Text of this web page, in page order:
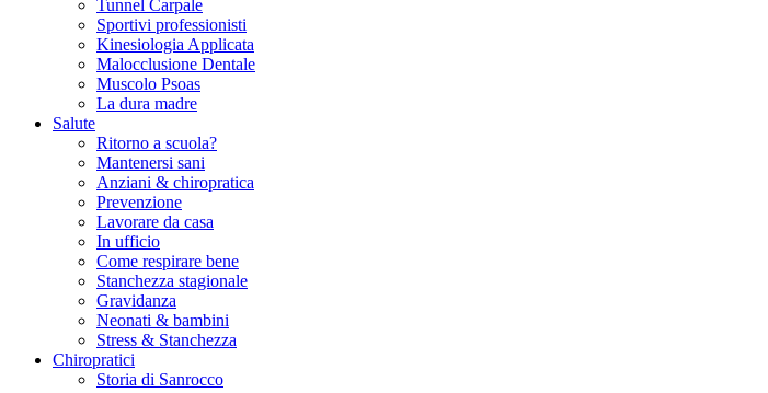
Tunnel Carpale
Sportivi professionisti
Kinesiologia Applicata
Malocclusione Dentale
Muscolo Psoas
La dura madre
Salute
Ritorno a scuola?
Mantenersi sani
Anziani & chiropratica
Prevenzione
Lavorare da casa
In ufficio
Come respirare bene
Stanchezza stagionale
Gravidanza
Neonati & bambini
Stress & Stanchezza
Chiropratici
Storia di Sanrocco